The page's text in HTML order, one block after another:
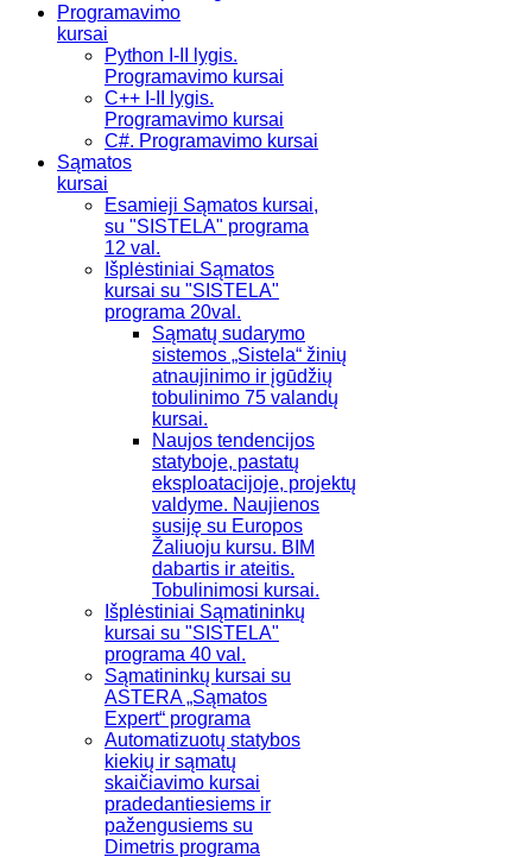
Programavimo
kursai
Python I-II lygis.
Programavimo kursai
C++ I-II lygis.
Programavimo kursai
C#. Programavimo kursai
Sąmatos
kursai
Esamieji Sąmatos kursai,
su "SISTELA" programa
12 val.
Išplėstiniai Sąmatos
kursai su "SISTELA"
programa 20val.
Sąmatų sudarymo
sistemos „Sistela“ žinių
atnaujinimo ir įgūdžių
tobulinimo 75 valandų
kursai.
Naujos tendencijos
statyboje, pastatų
eksploatacijoje, projektų
valdyme. Naujienos
susiję su Europos
Žaliuoju kursu. BIM
dabartis ir ateitis.
Tobulinimosi kursai.
Išplėstiniai Sąmatininkų
kursai su "SISTELA"
programa 40 val.
Sąmatininkų kursai su
ASTERA „Sąmatos
Expert“ programa
Automatizuotų statybos
kiekių ir sąmatų
skaičiavimo kursai
pradedantiesiems ir
pažengusiems su
Dimetris programa